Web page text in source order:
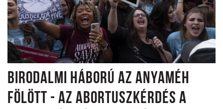
BIRODALMI HÁBORÚ AZ ANYAMÉH
FÖLÖTT - AZ ABORTUSZKÉRDÉS A